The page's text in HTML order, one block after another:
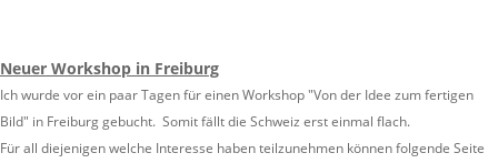
Neuer Workshop in Freiburg
Ich wurde vor ein paar Tagen für einen Workshop "Von der Idee zum fertigen
Bild" in Freiburg gebucht. Somit fällt die Schweiz erst einmal flach.
Für all diejenigen welche Interesse haben teilzunehmen können folgende Seite